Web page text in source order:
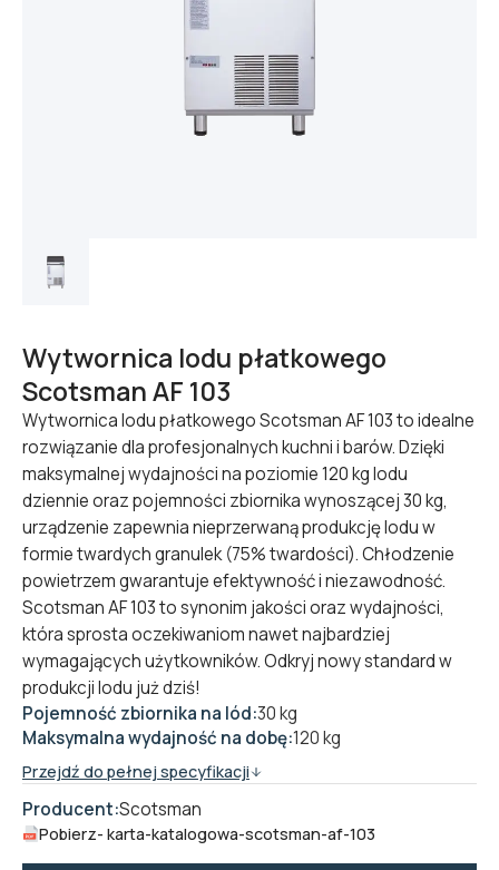
Wytwornica lodu płatkowego
Scotsman AF 103
Wytwornica lodu płatkowego Scotsman AF 103 to idealne
rozwiązanie dla profesjonalnych kuchni i barów. Dzięki
maksymalnej wydajności na poziomie 120 kg lodu
dziennie oraz pojemności zbiornika wynoszącej 30 kg,
urządzenie zapewnia nieprzerwaną produkcję lodu w
formie twardych granulek (75% twardości). Chłodzenie
powietrzem gwarantuje efektywność i niezawodność.
Scotsman AF 103 to synonim jakości oraz wydajności,
która sprosta oczekiwaniom nawet najbardziej
wymagających użytkowników. Odkryj nowy standard w
produkcji lodu już dziś!
Pojemność zbiornika na lód:30 kg
Maksymalna wydajność na dobę:120 kg
Przejdź do pełnej specyfikacji
Producent:Scotsman
Pobierz- karta-katalogowa-scotsman-af-103